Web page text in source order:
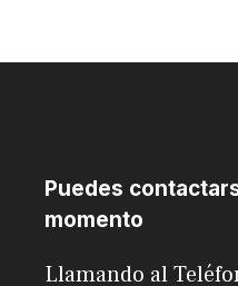
Puedes
momento
Llamando al